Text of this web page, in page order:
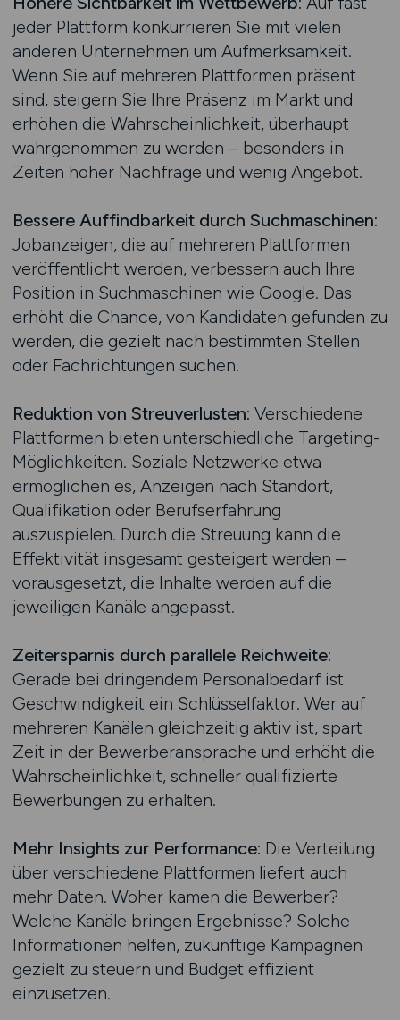
jeder Plattform konkurrieren Sie mit vielen
anderen Unternehmen um Aufmerksamkeit.
Wenn Sie auf mehreren Plattformen präsent
sind, steigern Sie Ihre Präsenz im Markt und
erhöhen die Wahrscheinlichkeit, überhaupt
wahrgenommen zu werden – besonders in
Zeiten hoher Nachfrage und wenig Angebot.
Bessere Auffindbarkeit durch Suchmaschinen:
Jobanzeigen, die auf mehreren Plattformen
veröffentlicht werden, verbessern auch Ihre
Position in Suchmaschinen wie Google. Das
erhöht die Chance, von Kandidaten gefunden zu
werden, die gezielt nach bestimmten Stellen
oder Fachrichtungen suchen.
Reduktion von Streuverlusten: Verschiedene
Plattformen bieten unterschiedliche Targeting-
Möglichkeiten. Soziale Netzwerke etwa
ermöglichen es, Anzeigen nach Standort,
Qualifikation oder Berufserfahrung
auszuspielen. Durch die Streuung kann die
Effektivität insgesamt gesteigert werden –
vorausgesetzt, die Inhalte werden auf die
jeweiligen Kanäle angepasst.
Zeitersparnis durch parallele Reichweite:
Gerade bei dringendem Personalbedarf ist
Geschwindigkeit ein Schlüsselfaktor. Wer auf
mehreren Kanälen gleichzeitig aktiv ist, spart
Zeit in der Bewerberansprache und erhöht die
Wahrscheinlichkeit, schneller qualifizierte
Bewerbungen zu erhalten.
Mehr Insights zur Performance: Die Verteilung
über verschiedene Plattformen liefert auch
mehr Daten. Woher kamen die Bewerber?
Welche Kanäle bringen Ergebnisse? Solche
Informationen helfen, zukünftige Kampagnen
gezielt zu steuern und Budget effizient
einzusetzen.